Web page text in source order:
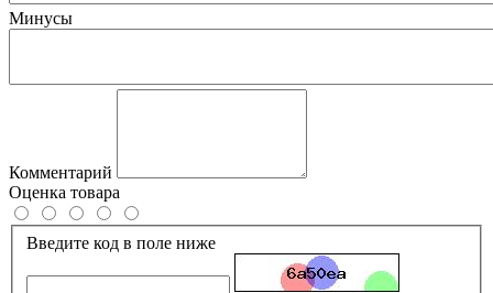
Минусы
Комментарий
Оценка товара
Введите код в поле ниже